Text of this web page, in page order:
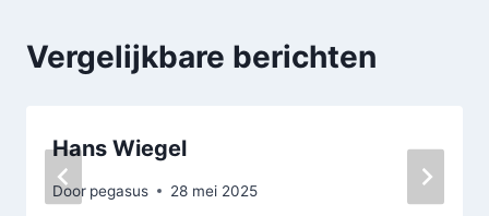
Vergelijkbare berichten
Hans Wiegel
Door pegasus 28 mei 2025